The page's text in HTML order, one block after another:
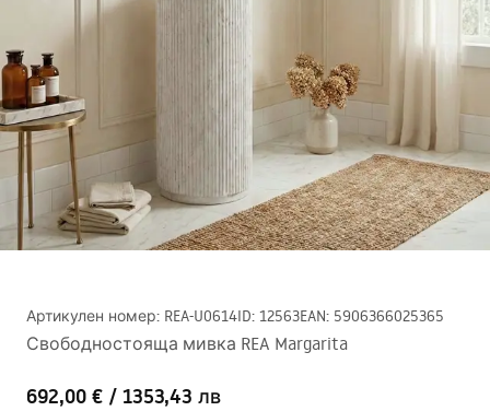
Артикулен номер: REA-U0614ID: 12563EAN: 5906366025365
Свободностояща мивка REA Margarita
692,00 € / 1353,43 лв